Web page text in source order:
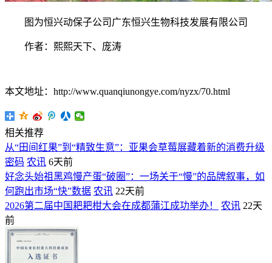
图为恒兴动保子公司广东恒兴生物科技发展有限公司
作者：熙熙天下、庞涛
本文地址：http://www.quanqiunongye.com/nyzx/70.html
相关推荐
从“田间红果”到“精致生意”：亚果会草莓展藏着新的消费升级
密码 农讯 6天前
好念头始祖黑鸡慢产蛋“破圈”：一场关于“慢”的品牌叙事，如
何跑出市场“快”数据 农讯 22天前
2026第二届中国耙耙柑大会在成都蒲江成功举办！
农讯 22天
前